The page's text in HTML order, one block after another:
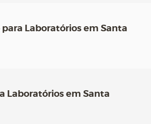
para Laboratórios em Santa
Laboratórios em Santa